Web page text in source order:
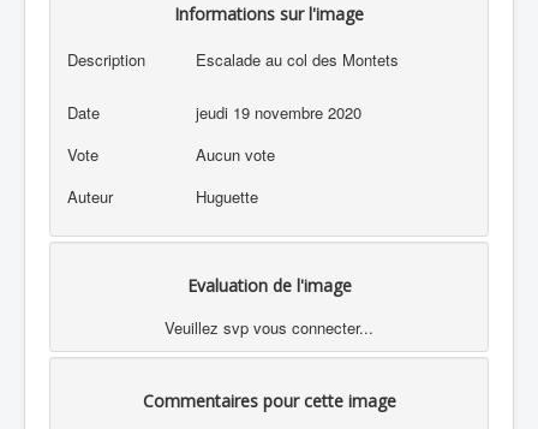
Informations sur l'image
Description Escalade au col des Montets
Date
jeudi 19 novembre 2020
Vote
Aucun vote
Auteur
Huguette
Evaluation de l'image
Veuillez svp vous connecter...
Commentaires pour cette image